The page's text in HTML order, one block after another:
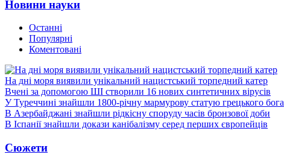
Новини науки
Останні
Популярні
Коментовані
На дні моря виявили унікальний нацистський торпедний катер
Вчені за допомогою ШІ створили 16 нових синтетичних вірусів
У Туреччині знайшли 1800-річну мармурову статую грецького бога
В Азербайджані знайшли рідкісну споруду часів бронзової доби
В Іспанії знайшли докази канібалізму серед перших європейців
Сюжети